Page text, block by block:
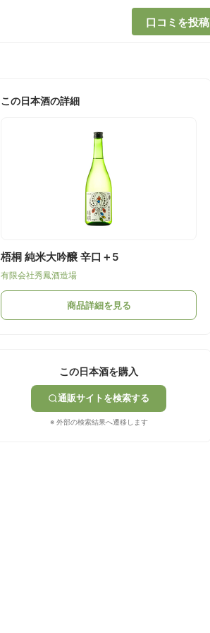
口コミを投稿
この日本酒の詳細
梧桐 純米大吟醸 辛口＋5
有限会社秀鳳酒造場
商品詳細を見る
この日本酒を購入
通販サイトを検索する
※ 外部の検索結果へ遷移します